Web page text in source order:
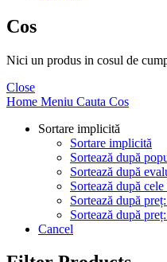
Cos
Nici un produs in cosul de
Close
Home Meniu Cauta Cos
Sortare implicită
Sortare implicită
Sortează după
Sortează după
Sortează după
Sortează după
Sortează după
Cancel